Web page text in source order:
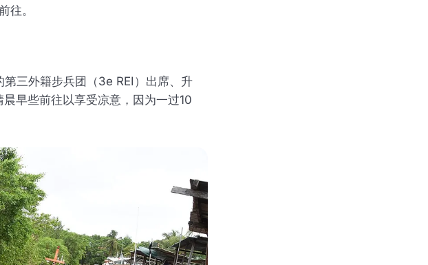
往。
三外籍步兵团（3e REI）出席、升
早些前往以享受凉意，因为一过10